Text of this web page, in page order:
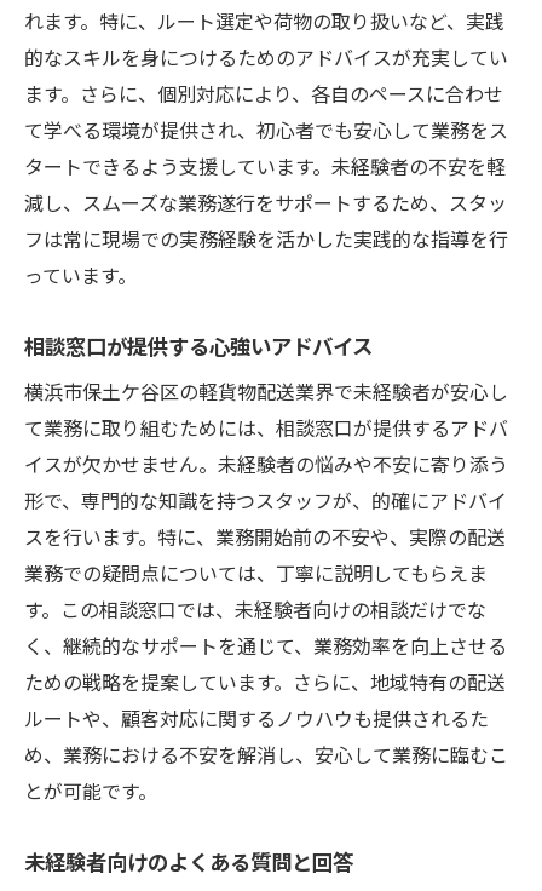
れます。特に、ルート選定や荷物の取り扱いなど、実践
的なスキルを身につけるためのアドバイスが充実してい
ます。さらに、個別対応により、各自のペースに合わせ
て学べる環境が提供され、初心者でも安心して業務をス
タートできるよう支援しています。未経験者の不安を軽
減し、スムーズな業務遂行をサポートするため、スタッ
フは常に現場での実務経験を活かした実践的な指導を行
っています。
相談窓口が提供する心強いアドバイス
横浜市保土ケ谷区の軽貨物配送業界で未経験者が安心し
て業務に取り組むためには、相談窓口が提供するアドバ
イスが欠かせません。未経験者の悩みや不安に寄り添う
形で、専門的な知識を持つスタッフが、的確にアドバイ
スを行います。特に、業務開始前の不安や、実際の配送
業務での疑問点については、丁寧に説明してもらえま
す。この相談窓口では、未経験者向けの相談だけでな
く、継続的なサポートを通じて、業務効率を向上させる
ための戦略を提案しています。さらに、地域特有の配送
ルートや、顧客対応に関するノウハウも提供されるた
め、業務における不安を解消し、安心して業務に臨むこ
とが可能です。
未経験者向けのよくある質問と回答